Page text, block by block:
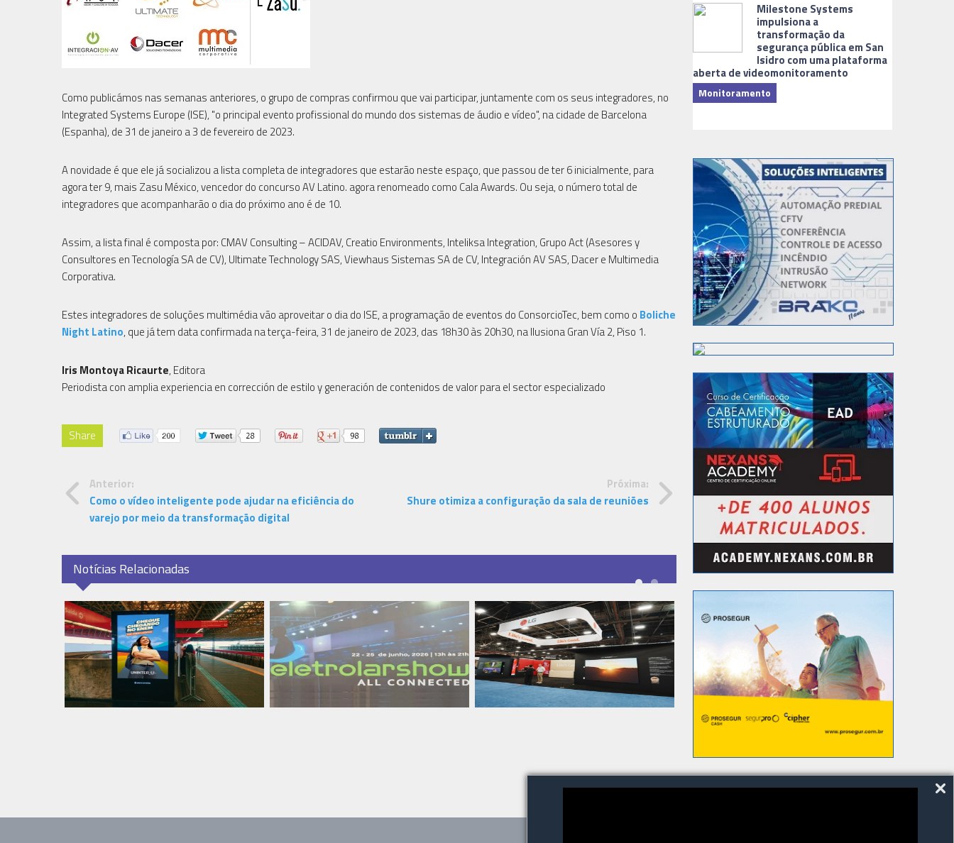
Como publicámos nas semanas anteriores, o grupo de compras confirmou que vai participar, juntamente com os seus integradores, no
Integrated Systems Europe (ISE), "o principal evento profissional do mundo dos sistemas de áudio e vídeo", na cidade de Barcelona
(Espanha), de 31 de janeiro a 3 de fevereiro de 2023.
A novidade é que ele já socializou a lista completa de integradores que estarão neste espaço, que passou de ter 6 inicialmente, para
agora ter 9, mais Zasu México, vencedor do concurso AV Latino. agora renomeado como Cala Awards. Ou seja, o número total de
integradores que acompanharão o dia do próximo ano é de 10.
Assim, a lista final é composta por: CMAV Consulting – ACIDAV, Creatio Environments, Inteliksa Integration, Grupo Act (Asesores y
Consultores en Tecnología SA de CV), Ultimate Technology SAS, Viewhaus Sistemas SA de CV, Integración AV SAS, Dacer e Multimedia
Corporativa.
Estes integradores de soluções multimédia vão aproveitar o dia do ISE, a programação de eventos do ConsorcioTec, bem como o Boliche
Night Latino, que já tem data confirmada na terça-feira, 31 de janeiro de 2023, das 18h30 às 20h30, na Ilusiona Gran Vía 2, Piso 1.
Iris Montoya Ricaurte, Editora
Periodista con amplia experiencia en corrección de estilo y generación de contenidos de valor para el sector especializado
Share
Anterior:
Como o vídeo inteligente pode ajudar na eficiência do
varejo por meio da transformação digital
Próxima:
Shure otimiza a configuração da sala de reuniões
Notícias Relacionadas
Milestone Systems
impulsiona a
transformação da
segurança pública em San
Isidro com uma plataforma
aberta de videomonitoramento
Monitoramento